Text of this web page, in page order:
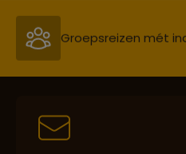
Best beoordeelde